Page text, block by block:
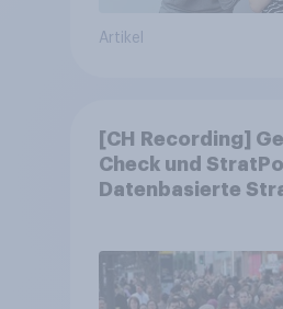
Artikel
[CH Recording]
Check und
Datenbasierte